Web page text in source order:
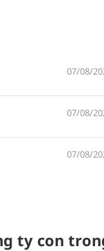
07/08/
07/08/
07/08/
ty con